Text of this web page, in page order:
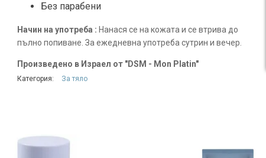
Без парабени
Начин на употреба : Нанася се на кожата и се втрива до
пълно попиване. За ежедневна употреба сутрин и вечер.
Произведено в Израел от "DSM - Mon Platin"
Категория: За тяло